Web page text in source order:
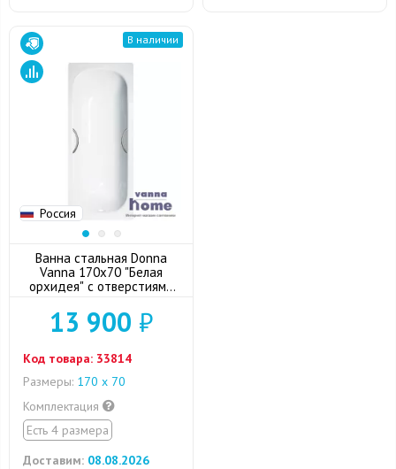
Россия
В наличии
Ванна стальная Donna
Vanna 170x70 "Белая
орхидея" с отверстиями
13 900 ₽
Код товара: 33814
Размеры: 170 х 70
Комплектация
Есть 4 размера
Доставим: 08.08.2026